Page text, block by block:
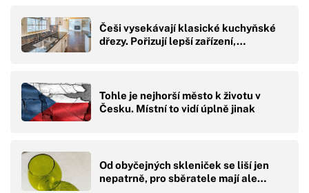
Češi vysekávají klasické kuchyňské
dřezy. Pořizují lepší zařízení,…
Tohle je nejhorší město k životu v
Česku. Místní to vidí úplně jinak
Od obyčejných skleniček se liší jen
nepatrně, pro sběratele mají ale…